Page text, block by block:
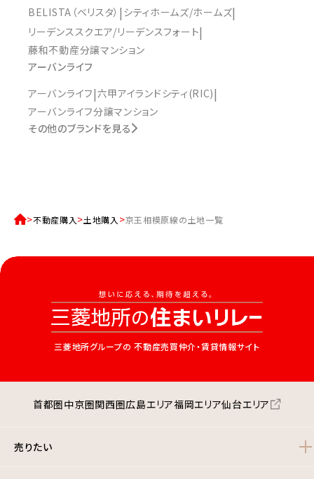
BELISTA（ベリスタ） シティホームズ/ホームズ
リーデンススクエア/リーデンスフォート
藤和不動産分譲マンション
アーバンライフ
アーバンライフ 六甲アイランドシティ(RIC)
アーバンライフ分譲マンション
その他のブランドを見る
不動産購入 土地購入 京王相模原線の土地一覧
三菱地所グループの 不動産売買仲介・賃貸情報サイト
首都圏中京圏関西圏広島エリア福岡エリア仙台エリア
売りたい